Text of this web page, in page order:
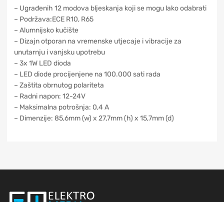
– Ugrađenih 12 modova bljeskanja koji se mogu lako odabrati
– Podržava:ECE R10, R65
– Alumnijsko kučište
– Dizajn otporan na vremenske utjecaje i vibracije za
unutarnju i vanjsku upotrebu
– 3x 1W LED dioda
– LED diode procijenjene na 100.000 sati rada
– Zaštita obrnutog polariteta
– Radni napon: 12-24V
– Maksimalna potrošnja: 0,4 A
– Dimenzije: 85,6mm (w) x 27,7mm (h) x 15,7mm (d)